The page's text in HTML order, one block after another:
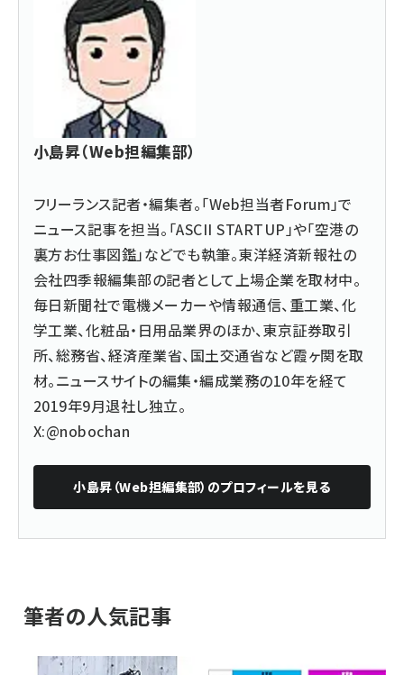
小島昇（Web担編集部）
フリーランス記者・編集者。「Web担当者Forum」で
ニュース記事を担当。「ASCII STARTUP」や「空港の
裏方お仕事図鑑」などでも執筆。東洋経済新報社の
会社四季報編集部の記者として上場企業を取材中。
毎日新聞社で電機メーカーや情報通信、重工業、化
学工業、化粧品・日用品業界のほか、東京証券取引
所、総務省、経済産業省、国土交通省など霞ヶ関を取
材。ニュースサイトの編集・編成業務の10年を経て
2019年9月退社し独立。
X:@nobochan
小島昇（Web担編集部） のプロフィールを見る
筆者の人気記事